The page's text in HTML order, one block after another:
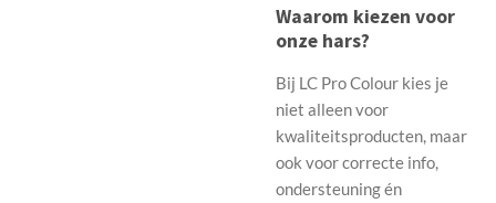
Waarom kiezen voor
onze hars?
Bij LC Pro Colour kies je
niet alleen voor
kwaliteitsproducten, maar
ook voor correcte info,
ondersteuning én